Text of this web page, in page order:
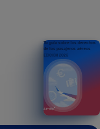
Tu guía sobre los derechos
de los pasajeros aéreos
EDICIÓN 2026